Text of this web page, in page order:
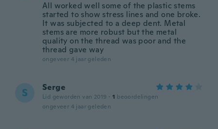
All worked well some of the plastic stems
started to show stress lines and one broke.
It was subjected to a deep dent. Metal
stems are more robust but the metal
quality on the thread was poor and the
thread gave way
ongeveer 4 jaar geleden
S Serge
Lid geworden van 2019 · 1 beoordelingen
ongeveer 4 jaar geleden